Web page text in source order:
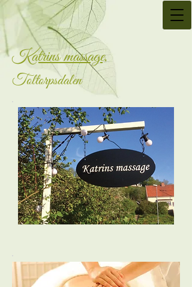
Katrins massage,
Toltorpsdalen